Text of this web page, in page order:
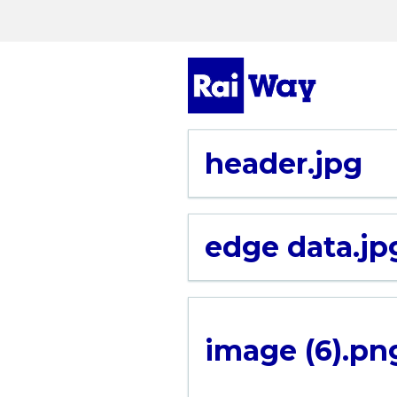
header.jpg
edge
image